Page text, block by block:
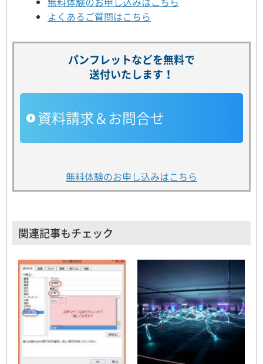
よくあるご質問はこちら
パンフレットなどを無料で
送付いたします！
資料請求＆お問合せ
無料体験のお申し込みはこちら
関連記事もチェック